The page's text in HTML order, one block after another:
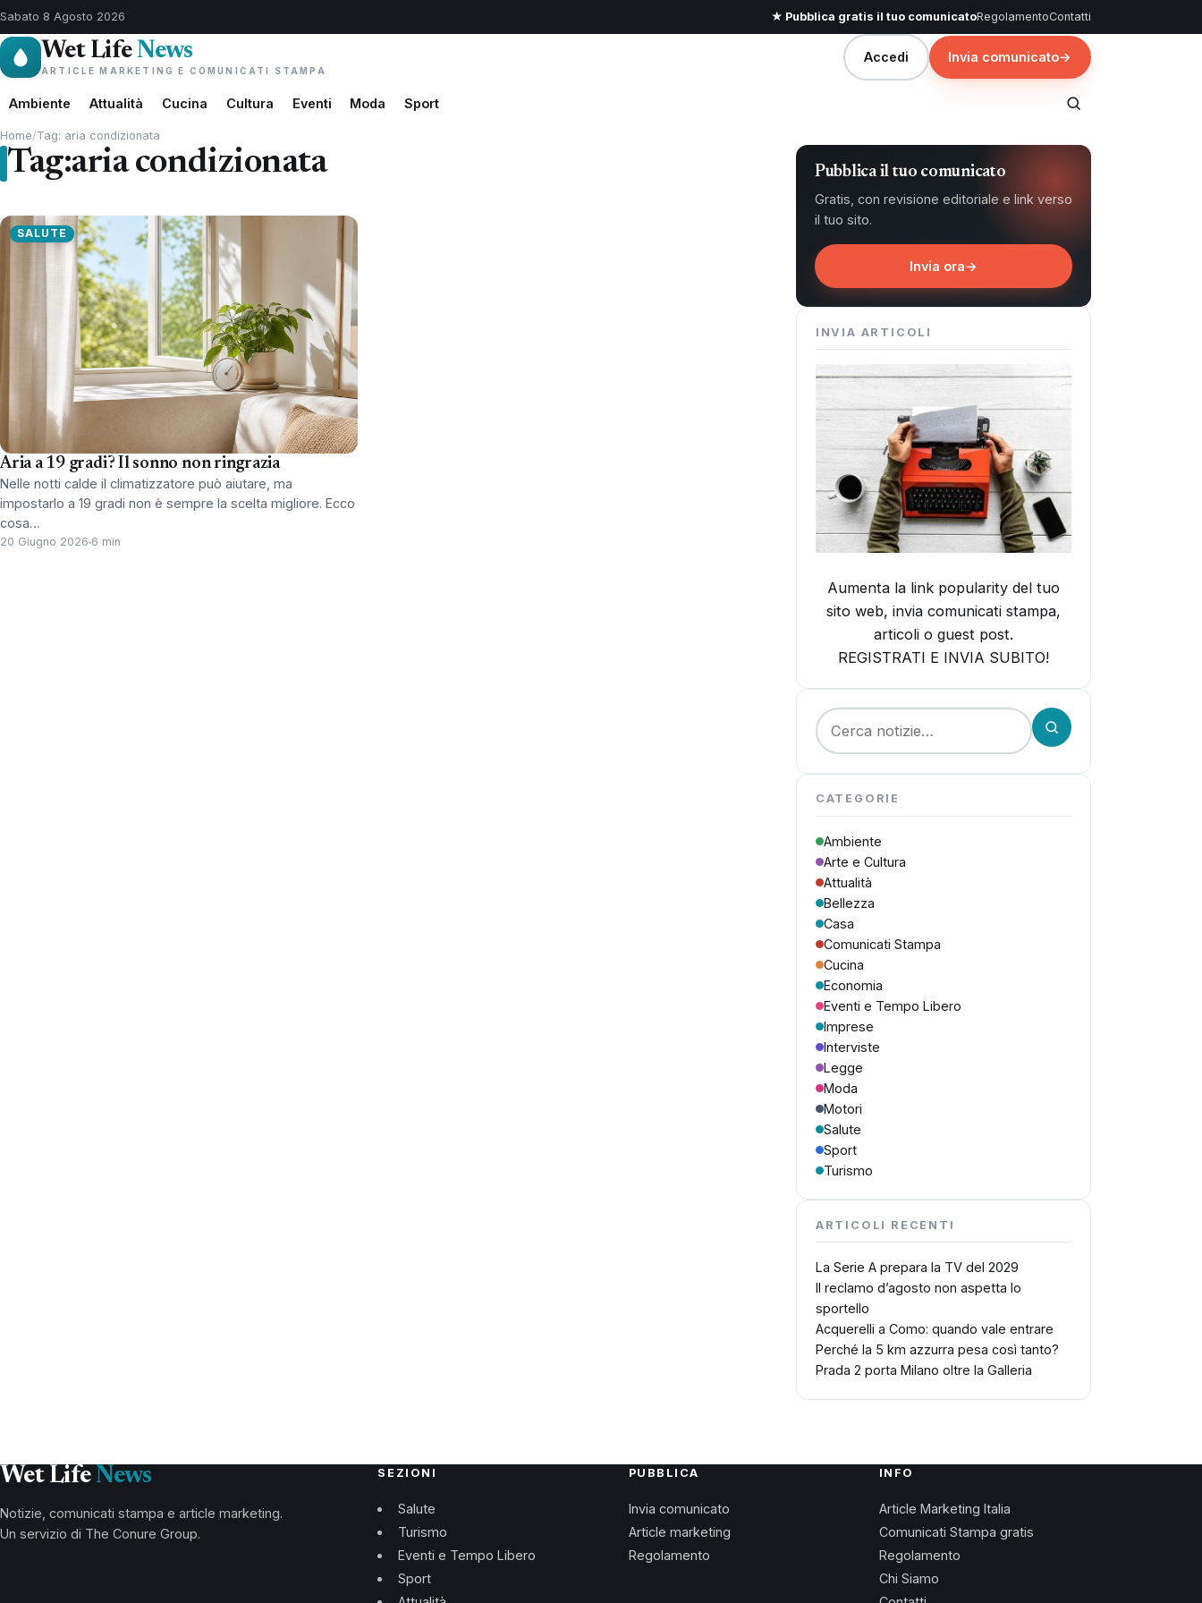
Sabato 8 Agosto 2026 ★ Pubblica gratis il tuo comunicatoRegolamentoContatti
Wet LifeNews
ARTICLE MARKETING E COMUNICATI STAMPA
Accedi Invia comunicato→
Ambiente Attualità Cucina Cultura Eventi Moda Sport
Home/Tag: aria condizionata
Tag:aria condizionata
SALUTE
Aria a 19 gradi? Il sonno non ringrazia
Nelle notti calde il climatizzatore può aiutare, ma
impostarlo a 19 gradi non è sempre la scelta migliore. Ecco
cosa…
20 Giugno 2026 6 min
Pubblica il tuo comunicato
Gratis, con revisione editoriale e link verso
il tuo sito.
Invia ora→
INVIA ARTICOLI
Aumenta la link popularity del tuo
sito web, invia comunicati stampa,
articoli o guest post.
REGISTRATI E INVIA SUBITO!
Cerca:
CATEGORIE
Ambiente
Arte e Cultura
Attualità
Bellezza
Casa
Comunicati Stampa
Cucina
Economia
Eventi e Tempo Libero
Imprese
Interviste
Legge
Moda
Motori
Salute
Sport
Turismo
ARTICOLI RECENTI
La Serie A prepara la TV del 2029
Il reclamo d’agosto non aspetta lo
sportello
Acquerelli a Como: quando vale entrare
Perché la 5 km azzurra pesa così tanto?
Prada 2 porta Milano oltre la Galleria
Wet Life News
Notizie, comunicati stampa e article marketing.
Un servizio di The Conure Group.
SEZIONI
Salute
Turismo
Eventi e Tempo Libero
Sport
PUBBLICA
Invia comunicato
Article marketing
Regolamento
INFO
Article Marketing Italia
Comunicati Stampa gratis
Regolamento
Chi Siamo